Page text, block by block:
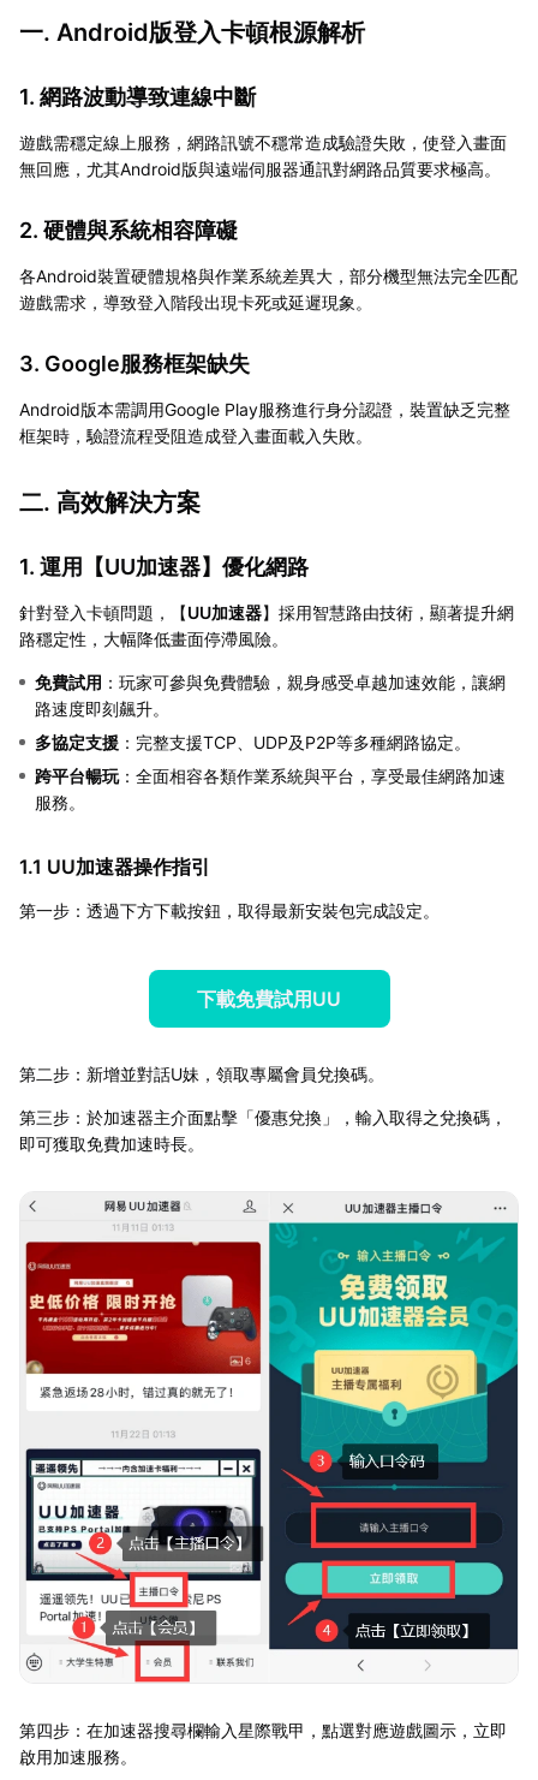
一. Android版登入卡頓根源解析
1. 網路波動導致連線中斷
遊戲需穩定線上服務，網路訊號不穩常造成驗證失敗，使登入畫面
無回應，尤其Android版與遠端伺服器通訊對網路品質要求極高。
2. 硬體與系統相容障礙
各Android裝置硬體規格與作業系統差異大，部分機型無法完全匹配
遊戲需求，導致登入階段出現卡死或延遲現象。
3. Google服務框架缺失
Android版本需調用Google Play服務進行身分認證，裝置缺乏完整
框架時，驗證流程受阻造成登入畫面載入失敗。
二. 高效解決方案
1. 運用【UU加速器】優化網路
針對登入卡頓問題，【UU加速器】採用智慧路由技術，顯著提升網
路穩定性，大幅降低畫面停滯風險。
免費試用 ：玩家可參與免費體驗，親身感受卓越加速效能，讓網
路速度即刻飆升。
多協定支援 ：完整支援TCP、UDP及P2P等多種網路協定。
跨平台暢玩：全面相容各類作業系統與平台，享受最佳網路加速
服務。
1.1 UU加速器操作指引
第一步：透過下方下載按鈕，取得最新安裝包完成設定。
下載免費試用UU
第二步：新增並對話U妹，領取專屬會員兌換碼。
第三步：於加速器主介面點擊「優惠兌換」，輸入取得之兌換碼，
即可獲取免費加速時長。
第四步：在加速器搜尋欄輸入星際戰甲，點選對應遊戲圖示，立即
啟用加速服務。